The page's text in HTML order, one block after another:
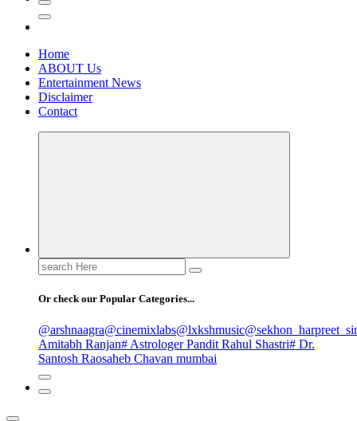
Home
ABOUT Us
Entertainment News
Disclaimer
Contact
Search
for:
Or check our Popular Categories...
@arshnaagra@cinemixlabs@lxkshmusic
Amitabh Ranjan# Astrologer Pandit Rahul Shastri# Dr.
Santosh Raosaheb Chavan mumbai